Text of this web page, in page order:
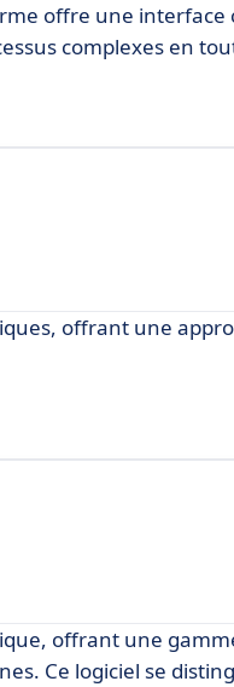
offre une interface
complexes en
offrant une
offrant une
Ce logiciel se